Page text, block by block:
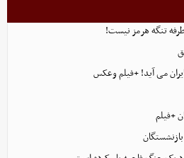
تنگه هرمز نیست!
می آید! +فیلم وعکس
+فیلم